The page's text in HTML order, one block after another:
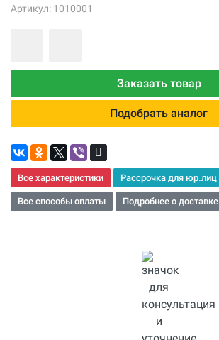
Артикул: 1010001
Заказать товар
Подобрать аналог
Все характеристики Рассрочка для юр.лиц
Все способы оплаты Подробнее о доставке